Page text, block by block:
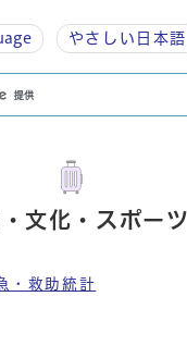
やさしい 日本語
文化・スポーツ
・救助統計